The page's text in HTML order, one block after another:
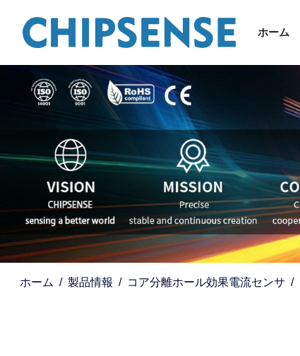
ホーム
ホーム 製品情報 コア分離ホール効果電流センサ